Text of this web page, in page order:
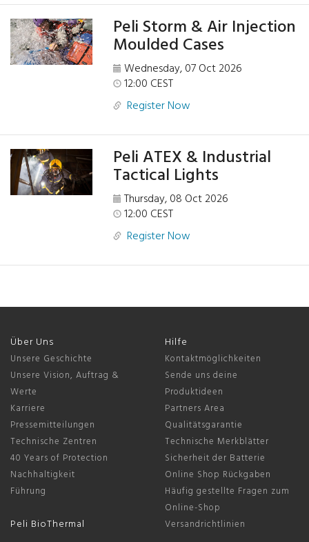
Peli Storm & Air Injection
Moulded Cases
Wednesday, 07 Oct 2026
12:00 CEST
Register Now
Peli ATEX & Industrial
Tactical Lights
Thursday, 08 Oct 2026
12:00 CEST
Register Now
Über Uns
Unsere Geschichte
Unsere Vision, Auftrag &
Werte
Karriere
Pressemitteilungen
Technische Zentren
40 Years of Protection
Nachhaltigkeit
Führung
Peli BioThermal
Hilfe
Kontaktmöglichkeiten
Sende uns deine
Produktideen
Partners Area
Qualitätsgarantie
Technische Merkblätter
Sicherheit der Batterie
Online Shop Rückgaben
Häufig gestellte Fragen zum
Online-Shop
Versandrichtlinien